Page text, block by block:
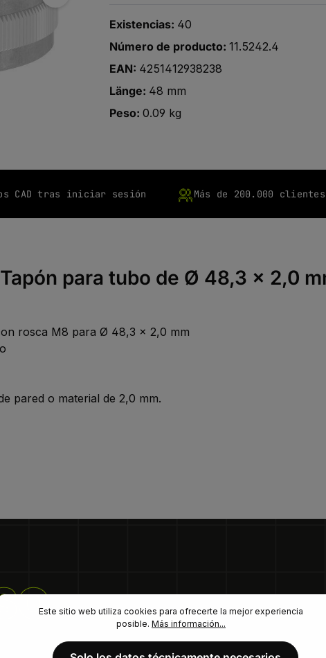
Existencias: 40
Número de producto: 11.5242.4
EAN: 4251412938238
Länge: 48 mm
Peso: 0.09 kg
CAD tras iniciar sesión Más de 200.000
para tubo de Ø 48,3 x 2,0
rosca M8 para Ø 48,3 x 2,0 mm
pared o material de 2,0 mm.
Este sitio web utiliza cookies para ofrecerte la mejor experiencia
posible. Más información...